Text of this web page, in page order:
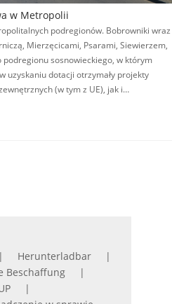
w Metropolii
podregionów. Bobrowniki wraz
Mierzęcicami, Psarami, Siewierzem,
podregionu sosnowieckiego, w którym
uzyskaniu dotacji otrzymały projekty
(w tym z UE), jak i…
Herunterladbar
Beschaffung